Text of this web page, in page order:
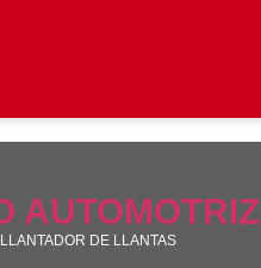
AUTOMOTRIZ
DE LLANTAS